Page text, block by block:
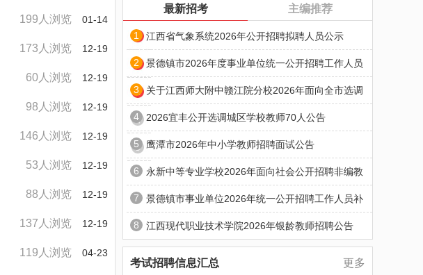
01-14
199人浏览
12-19
173人浏览
12-19
60人浏览
12-19
98人浏览
12-19
146人浏览
12-19
53人浏览
12-19
88人浏览
12-19
137人浏览
04-23
119人浏览
最新招考 主编推荐
1 江西省气象系统2026年公开招聘拟聘人员公示
2 景德镇市2026年度事业单位统一公开招聘工作人员
3 关于江西师大附中赣江院分校2026年面向全市选调
4 2026宜丰公开选调城区学校教师70人公告
5 鹰潭市2026年中小学教师招聘面试公告
6 永新中等专业学校2026年面向社会公开招聘非编教
7 景德镇市事业单位2026年统一公开招聘工作人员补
8 江西现代职业技术学院2026年银龄教师招聘公告
考试招聘信息汇总 更多